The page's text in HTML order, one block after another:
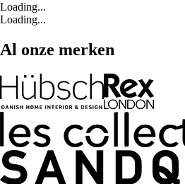
Loading...
Loading...
Al onze merken